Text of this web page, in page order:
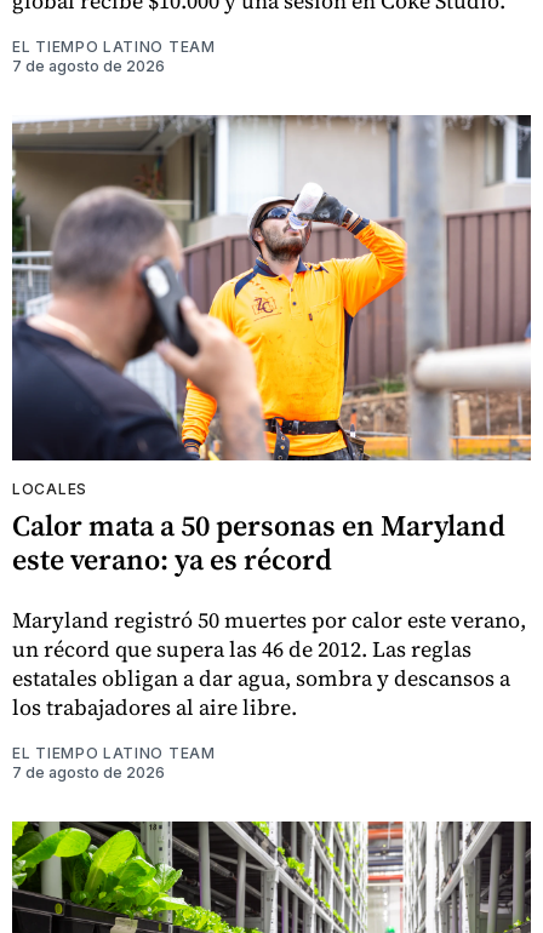
EL TIEMPO LATINO TEAM
7 de agosto de 2026
LOCALES
Calor mata a 50 personas en Maryland
este verano: ya es récord
Maryland registró 50 muertes por calor este verano,
un récord que supera las 46 de 2012. Las reglas
estatales obligan a dar agua, sombra y descansos a
los trabajadores al aire libre.
EL TIEMPO LATINO TEAM
7 de agosto de 2026